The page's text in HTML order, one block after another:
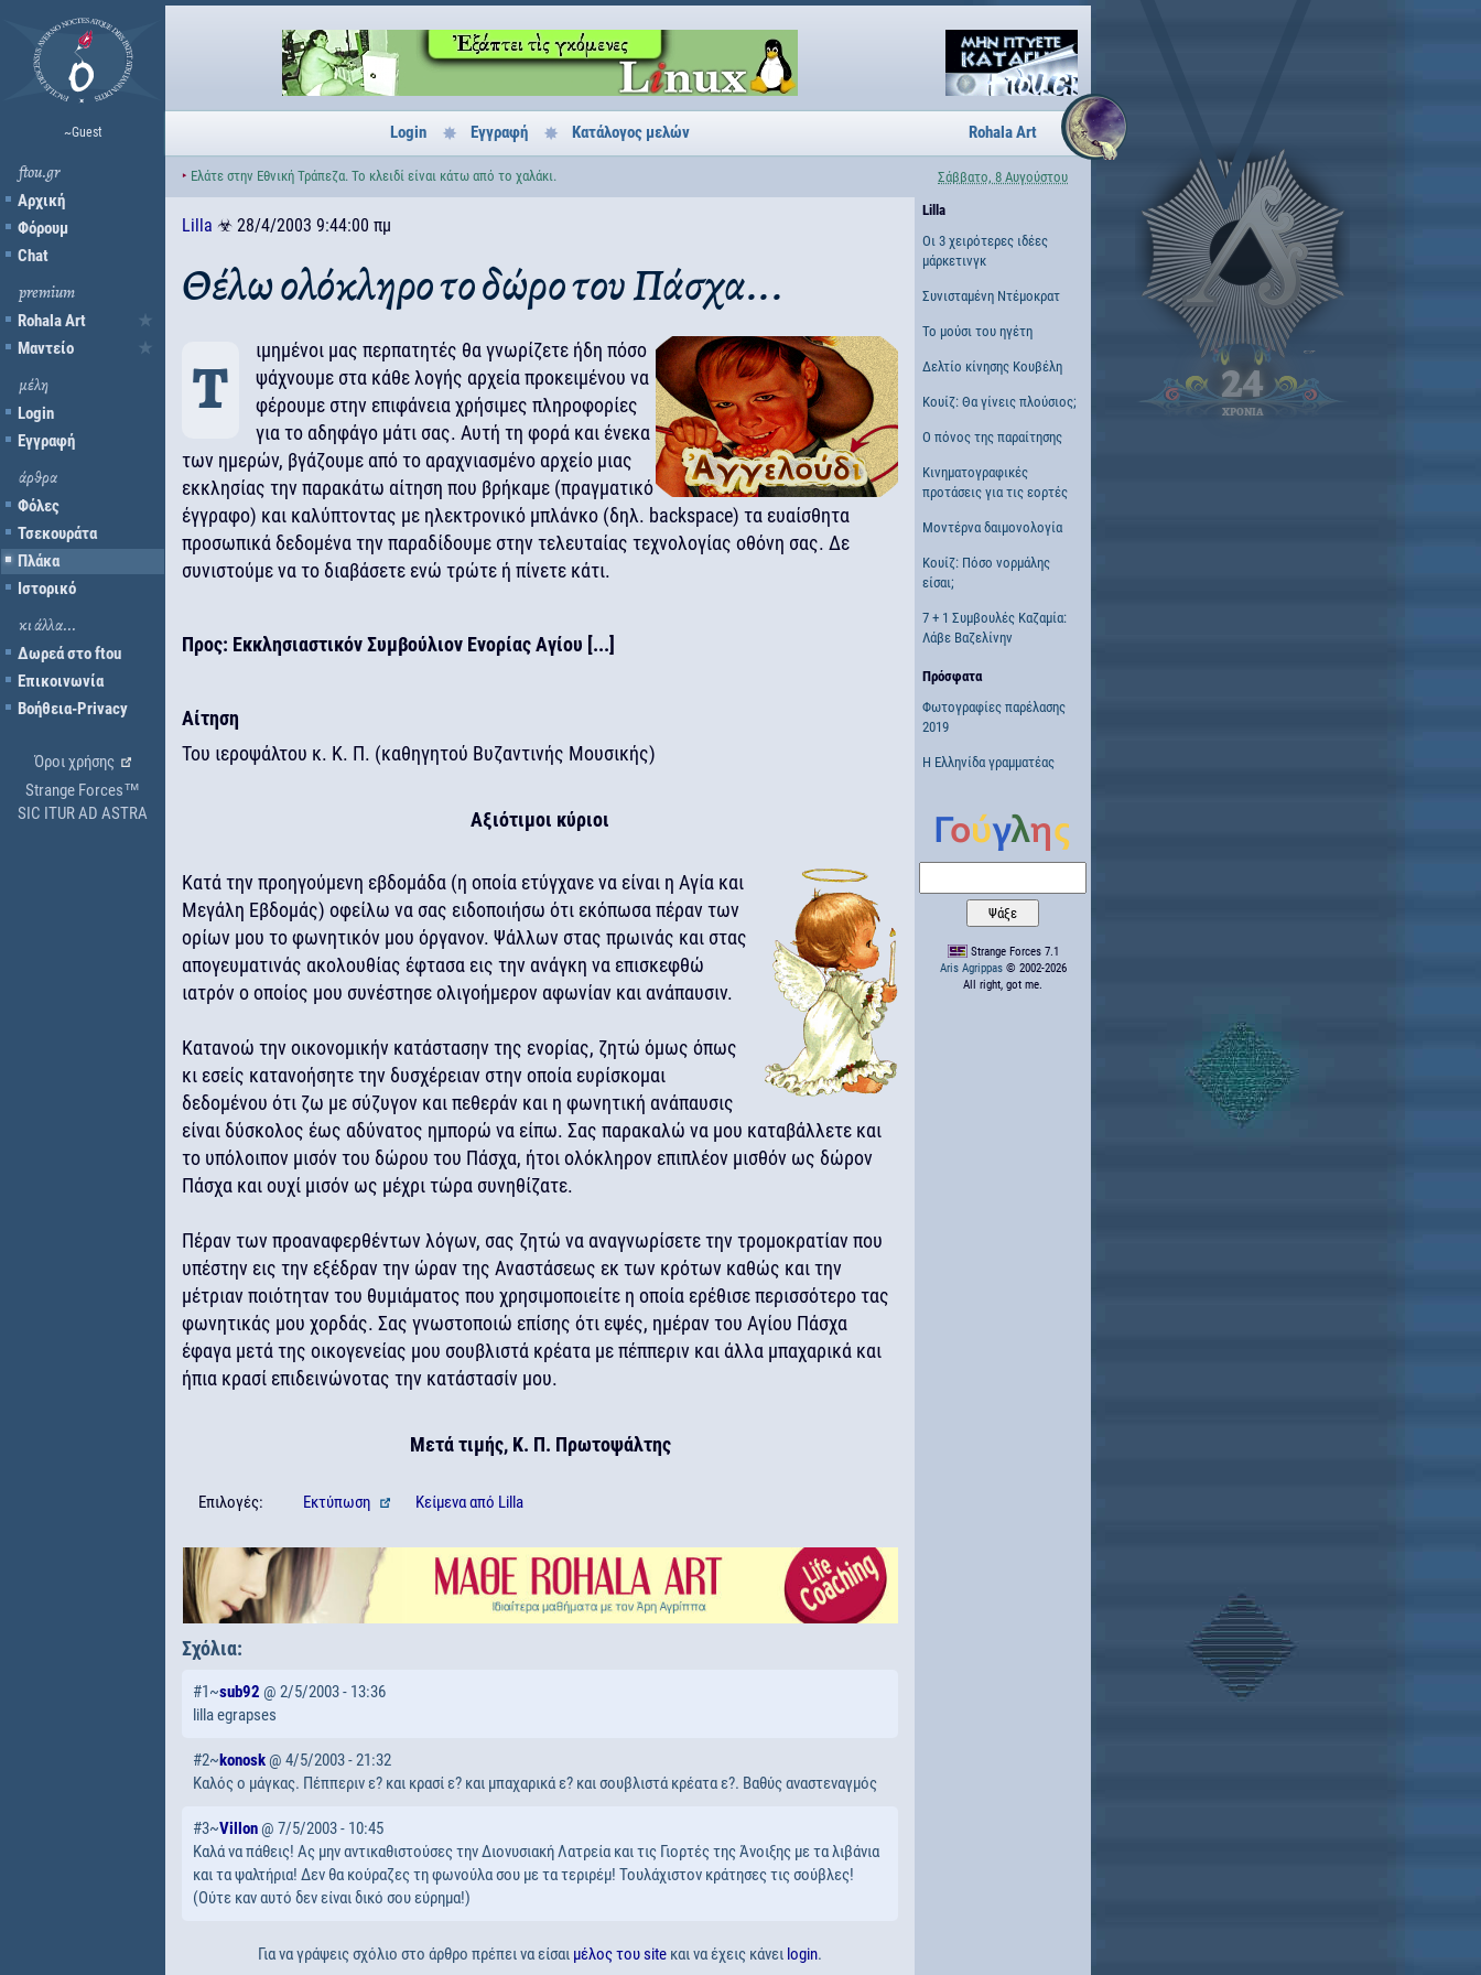
~Guest
ftou.gr
Αρχική
Φόρουμ
Chat
premium
Rohala Art
Μαντείο
μέλη
Login
Εγγραφή
άρθρα
Φόλες
Τσεκουράτα
Πλάκα
Ιστορικό
κι άλλα...
Δωρεά στο ftou
Επικοινωνία
Βοήθεια-Privacy
Όροι χρήσης
Strange Forces™
SIC ITUR AD ASTRA
Login Εγγραφή Κατάλογος μελών Rohala Art
‣ Ελάτε στην Εθνική Τράπεζα. Το κλειδί είναι κάτω από το χαλάκι. Σάββατο, 8 Αυγούστου
Lilla ☣ 28/4/2003 9:44:00 πμ
Θέλω ολόκληρο το δώρο του Πάσχα...
Τ
ιμημένοι μας περπατητές θα γνωρίζετε ήδη πόσο
ψάχνουμε στα κάθε λογής αρχεία προκειμένου να
φέρουμε στην επιφάνεια χρήσιμες πληροφορίες
για το αδηφάγο μάτι σας. Αυτή τη φορά και ένεκα
των ημερών, βγάζουμε από το αραχνιασμένο αρχείο μιας
εκκλησίας την παρακάτω αίτηση που βρήκαμε (πραγματικό
έγγραφο) και καλύπτοντας με ηλεκτρονικό μπλάνκο (δηλ. backspace) τα ευαίσθητα
προσωπικά δεδομένα την παραδίδουμε στην τελευταίας τεχνολογίας οθόνη σας. Δε
συνιστούμε να το διαβάσετε ενώ τρώτε ή πίνετε κάτι.
Προς: Εκκλησιαστικόν Συμβούλιον Ενορίας Αγίου [...]
Αίτηση
Του ιεροψάλτου κ. Κ. Π. (καθηγητού Βυζαντινής Μουσικής)
Αξιότιμοι κύριοι
Κατά την προηγούμενη εβδομάδα (η οποία ετύγχανε να είναι η Αγία και
Μεγάλη Εβδομάς) οφείλω να σας ειδοποιήσω ότι εκόπωσα πέραν των
ορίων μου το φωνητικόν μου όργανον. Ψάλλων στας πρωινάς και στας
απογευματινάς ακολουθίας έφτασα εις την ανάγκη να επισκεφθώ
ιατρόν ο οποίος μου συνέστησε ολιγοήμερον αφωνίαν και ανάπαυσιν.
Κατανοώ την οικονομικήν κατάστασην της ενορίας, ζητώ όμως όπως
κι εσείς κατανοήσητε την δυσχέρειαν στην οποία ευρίσκομαι
δεδομένου ότι ζω με σύζυγον και πεθεράν και η φωνητική ανάπαυσις
είναι δύσκολος έως αδύνατος ημπορώ να είπω. Σας παρακαλώ να μου καταβάλλετε και
το υπόλοιπον μισόν του δώρου του Πάσχα, ήτοι ολόκληρον επιπλέον μισθόν ως δώρον
Πάσχα και ουχί μισόν ως μέχρι τώρα συνηθίζατε.
Πέραν των προαναφερθέντων λόγων, σας ζητώ να αναγνωρίσετε την τρομοκρατίαν που
υπέστην εις την εξέδραν την ώραν της Αναστάσεως εκ των κρότων καθώς και την
μέτριαν ποιότηταν του θυμιάματος που χρησιμοποιείτε η οποία ερέθισε περισσότερο τας
φωνητικάς μου χορδάς. Σας γνωστοποιώ επίσης ότι εψές, ημέραν του Αγίου Πάσχα
έφαγα μετά της οικογενείας μου σουβλιστά κρέατα με πέππεριν και άλλα μπαχαρικά και
ήπια κρασί επιδεινώνοτας την κατάστασίν μου.
Μετά τιμής, Κ. Π. Πρωτοψάλτης
Επιλογές: Εκτύπωση Κείμενααπό Lilla
Σχόλια:
#1~sub92 @ 2/5/2003 - 13:36
lilla egrapses
#2~konosk @ 4/5/2003 - 21:32
Καλός ο μάγκας. Πέππεριν ε? και κρασί ε? και μπαχαρικά ε? και σουβλιστά κρέατα ε?. Βαθύς αναστεναγμός
#3~Villon@ 7/5/2003 - 10:45
Καλά να πάθεις! Ας μην αντικαθιστούσες την Διονυσιακή Λατρεία και τις Γιορτές της Άνοιξης με τα λιβάνια
και τα ψαλτήρια! Δεν θα κούραζες τη φωνούλα σου με τα τεριρέμ! Τουλάχιστον κράτησες τις σούβλες!
(Ούτε καν αυτό δεν είναι δικό σου εύρημα!)
Για να γράψεις σχόλιο στο άρθρο πρέπει να είσαι μέλος του site και να έχεις κάνει login.
Lilla
Οι 3 χειρότερες ιδέες
μάρκετινγκ
Συνισταμένη Ντέμοκρατ
Το μούσι του ηγέτη
Δελτίο κίνησης Κουβέλη
Κουίζ: Θα γίνεις πλούσιος;
Ο πόνος της παραίτησης
Κινηματογραφικές
προτάσεις για τις εορτές
Μοντέρνα δαιμονολογία
Κουίζ: Πόσο νορμάλης
είσαι;
7 + 1 Συμβουλές Καζαμία:
Λάβε Βαζελίνην
Πρόσφατα
Φωτογραφίες παρέλασης
2019
Η Ελληνίδα γραμματέας
Strange Forces 7.1
Aris Agrippas© 2002-2026
All right, got me.
24
ΧΡΟΝΙΑ